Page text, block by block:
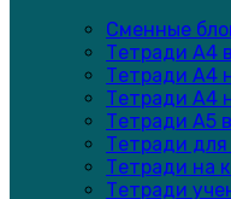
Сменные
Тетради А4
Тетради А4
Тетради А4
Тетради А5
Тетради
Тетради на
Тетради